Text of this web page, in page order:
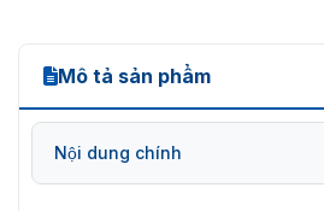
Mô tả sản phẩm
Nội dung chính